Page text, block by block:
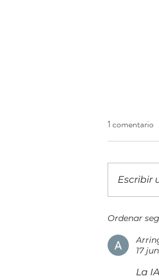
IX
1 comentario
Escribir
Ordenar
17
La